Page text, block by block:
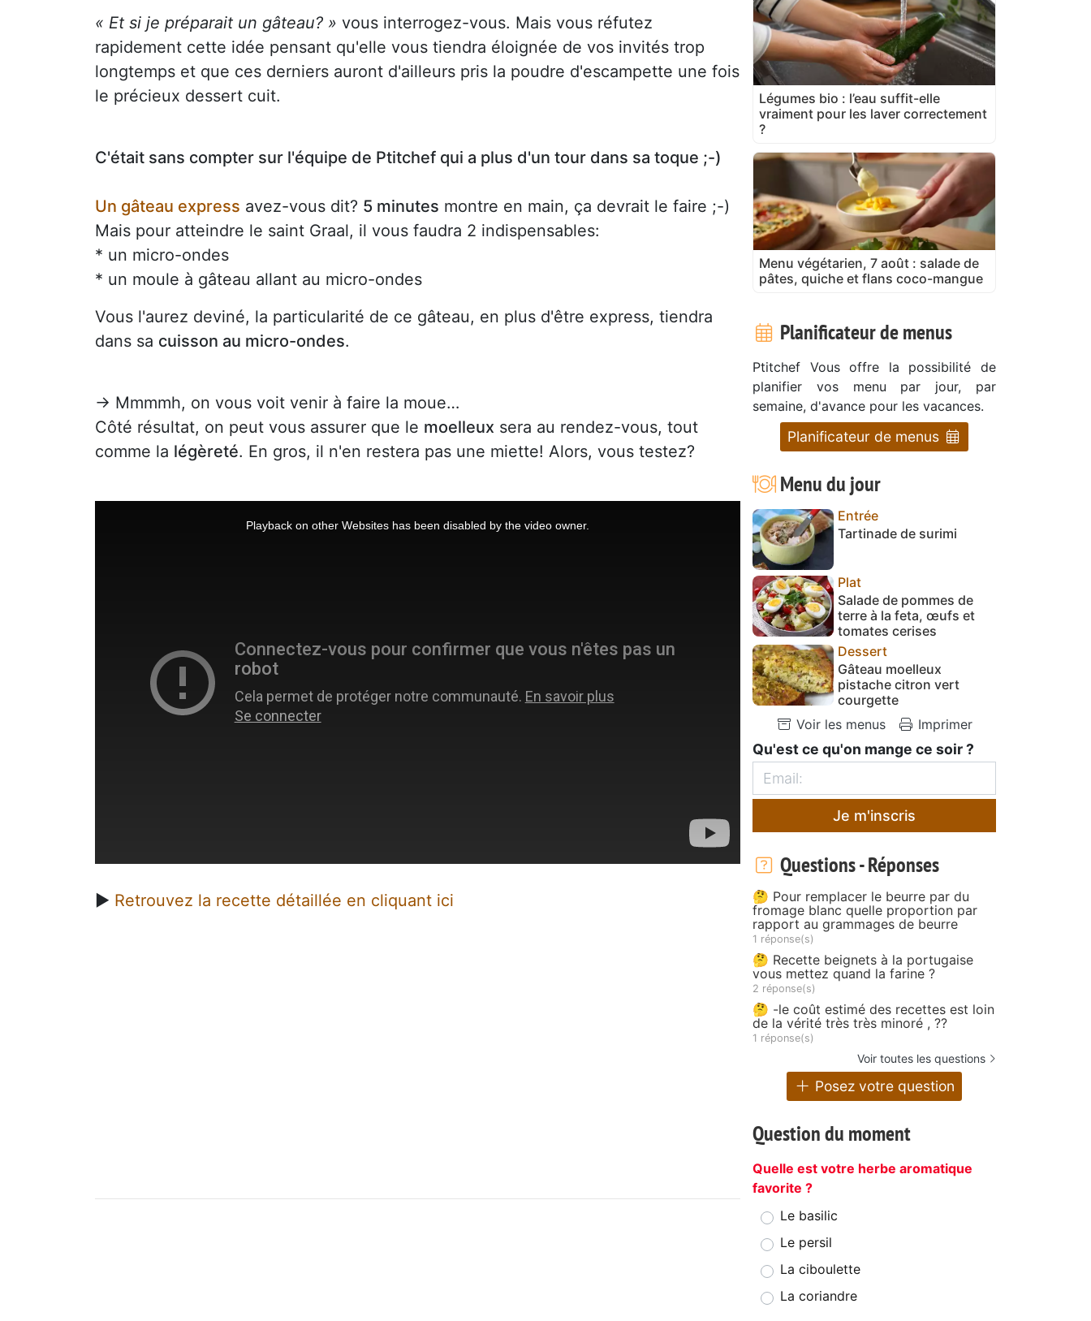
« Et si je préparait un gâteau? » vous interrogez-vous. Mais vous réfutez
rapidement cette idée pensant qu'elle vous tiendra éloignée de vos invités trop
longtemps et que ces derniers auront d'ailleurs pris la poudre d'escampette une fois
le précieux dessert cuit.
C'était sans compter sur l'équipe de Ptitchef qui a plus d'un tour dans sa toque ;-)
Un gâteau express avez-vous dit? 5 minutes montre en main, ça devrait le faire ;-)
Mais pour atteindre le saint Graal, il vous faudra 2 indispensables:
* un micro-ondes
* un moule à gâteau allant au micro-ondes
Vous l'aurez deviné, la particularité de ce gâteau, en plus d'être express, tiendra
dans sa cuisson au micro-ondes.
→ Mmmmh, on vous voit venir à faire la moue…
Côté résultat, on peut vous assurer que le moelleux sera au rendez-vous, tout
comme la légèreté. En gros, il n'en restera pas une miette! Alors, vous testez?
Playback on other Websites has been disabled by the video owner.
► Retrouvez la recette détaillée en cliquant ici
Légumes bio : l’eau suffit-elle
vraiment pour les laver correctement
?
Menu végétarien, 7 août : salade de
pâtes, quiche et flans coco-mangue
Planificateur de menus
Ptitchef Vous offre la possibilité de
planifier vos menu par jour, par
semaine, d'avance pour les vacances.
Planificateur de menus
Menu du jour
Entrée
Tartinade de surimi
Plat
Salade de pommes de
terre à la feta, œufs et
tomates cerises
Dessert
Gâteau moelleux
pistache citron vert
courgette
Voir les menus
Imprimer
Qu'est ce qu'on mange ce soir ?
Je m'inscris
Questions - Réponses
🤔 Pour remplacer le beurre par du
fromage blanc quelle proportion par
rapport au grammages de beurre
1 réponse(s)
🤔 Recette beignets à la portugaise
vous mettez quand la farine ?
2 réponse(s)
🤔 -le coût estimé des recettes est loin
de la vérité très très minoré , ??
1 réponse(s)
Voir toutes les questions
Posez votre question
Question du moment
Quelle est votre herbe aromatique
favorite ?
Le basilic
Le persil
La ciboulette
La coriandre